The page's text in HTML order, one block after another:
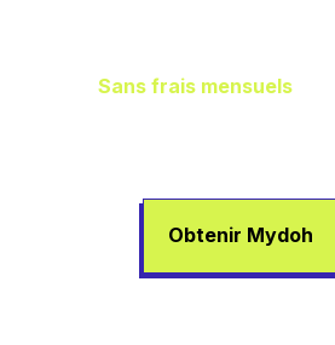
Sans frais mensuels, il
Obtenir Mydoh